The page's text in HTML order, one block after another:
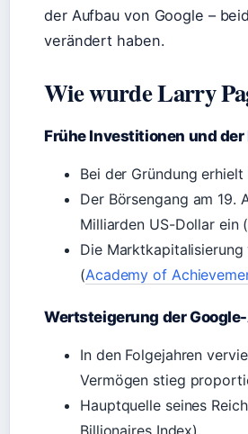
der Aufbau von Google –
verändert haben.
Wie wurde Larry
Frühe Investitionen und
Bei der Gründung
Der Börsengang am 19.
Milliarden US-Dollar ein (
Die
(Academy of
Wertsteigerung der
In den Folgejahren
Vermögen stieg
Hauptquelle seines
Billionaires Index).